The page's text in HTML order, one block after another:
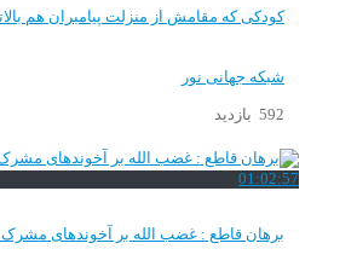
کودکی که مقامش از منزلت پیامبران هم
شبکه جهانی نور
592 بازدید
01:02:57
برهان قاطع : غضب الله بر آخوندهای مشرک